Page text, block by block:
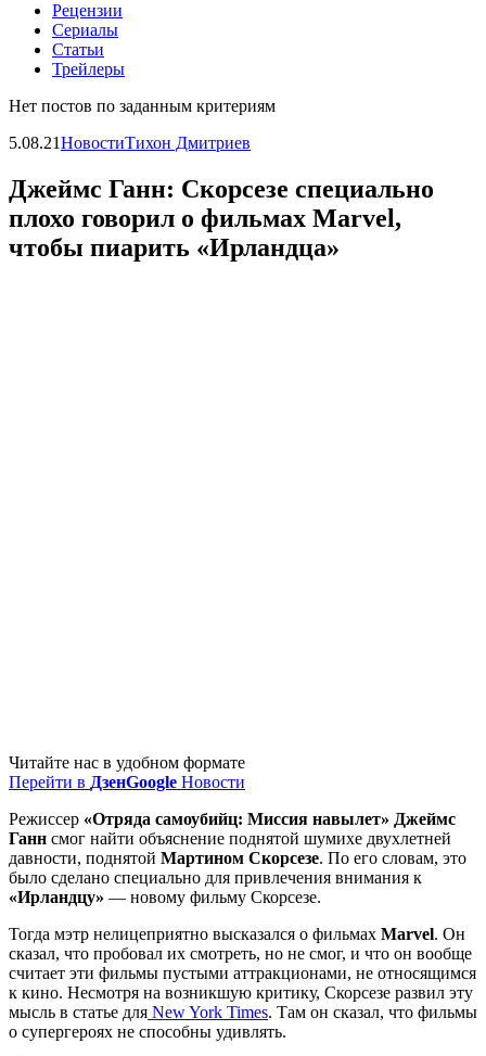
Рецензии
Сериалы
Статьи
Трейлеры
Нет постов по заданным критериям
5.08.21НовостиТихон Дмитриев
Джеймс Ганн: Скорсезе специально
плохо говорил о фильмах Marvel,
чтобы пиарить «Ирландца»
Читайте нас в удобном формате
Перейти в ДзенGoogle Новости
Режиссер «Отряда самоубийц: Миссия навылет» Джеймс
Ганн смог найти объяснение поднятой шумихе двухлетней
давности, поднятой Мартином Скорсезе. По его словам, это
было сделано специально для привлечения внимания к
«Ирландцу» — новому фильму Скорсезе.
Тогда мэтр нелицеприятно высказался о фильмах Marvel. Он
сказал, что пробовал их смотреть, но не смог, и что он вообще
считает эти фильмы пустыми аттракционами, не относящимся
к кино. Несмотря на возникшую критику, Скорсезе развил эту
мысль в статье для New York Times. Там он сказал, что фильмы
о супергероях не способны удивлять.